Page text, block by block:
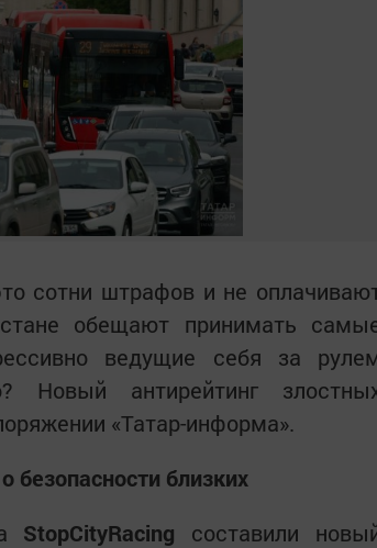
сотни штрафов и не
обещают принимать
ведущие себя за
Новый антирейтинг
«Татар-информа».
близких
StopCityRacing составили